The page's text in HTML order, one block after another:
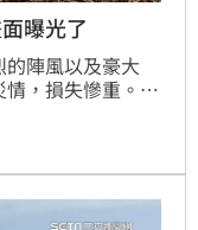
曝光了
陣風以及豪大
，損失慘重。除
麻里、知本山區